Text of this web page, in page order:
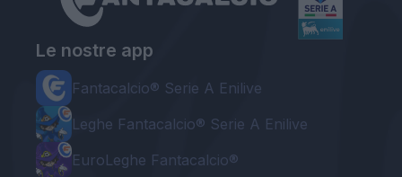
Le nostre app
Fantacalcio® Serie A Enilive
Leghe Fantacalcio® Serie A Enilive
EuroLeghe Fantacalcio®